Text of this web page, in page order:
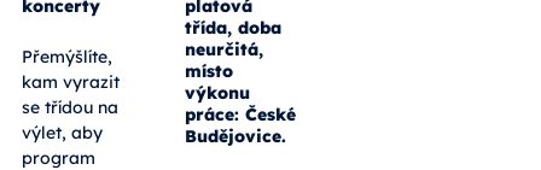
koncerty
Přemýšlíte,
kam vyrazit
se třídou na
výlet, aby
program
platová
třída, doba
neurčitá,
místo
výkonu
práce: České
Budějovice.